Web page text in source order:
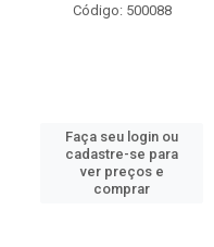
Código: 500088
Faça seu login ou
cadastre-se para
ver preços e
comprar